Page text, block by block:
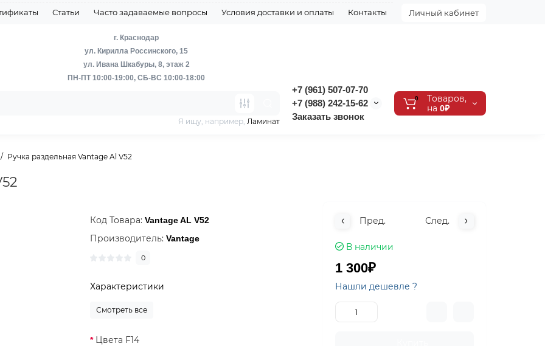
Статьи Часто задаваемые вопросы Условия доставки и оплаты Контакты Личный кабинет
г. Краснодар
ул. Кирилла Россинского, 15
ул. Ивана Шкабуры, 8, этаж 2
ПН-ПТ 10:00-19:00, СБ-ВС 10:00-18:00
+7 (961) 507-07-70
+7 (988) 242-15-62
Заказать звонок
Я ищу, например, Ламинат
0
Tоваров,
на 0₽
Ручка раздельная Vantage Al V52
Код Товара:Vantage AL V52
Производитель:Vantage
0
Характеристики
Смотреть все
Цвета F14
Пред. След.
В наличии
1 300₽
Нашли дешевле ?